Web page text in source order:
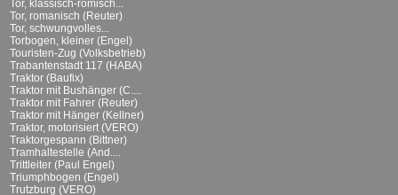
Tor, klassisch-römisch...
Tor, romanisch (Reuter)
Tor, schwungvolles...
Torbogen, kleiner (Engel)
Touristen-Zug (Volksbetrieb)
Trabantenstadt 117 (HABA)
Traktor (Baufix)
Traktor mit Bushänger (C....
Traktor mit Fahrer (Reuter)
Traktor mit Hänger (Kellner)
Traktor, motorisiert (VERO)
Traktorgespann (Bittner)
Tramhaltestelle (And....
Trittleiter (Paul Engel)
Triumphbogen (Engel)
Trutzburg (VERO)